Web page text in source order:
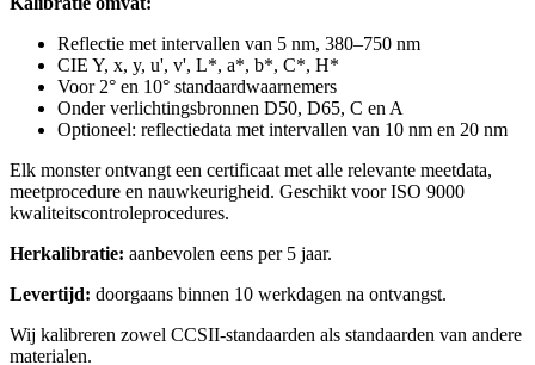
Reflectie met intervallen van 5 nm, 380–750 nm
CIE Y, x, y, u', v', L*, a*, b*, C*, H*
Voor 2° en 10° standaardwaarnemers
Onder verlichtingsbronnen D50, D65, C en A
Optioneel: reflectiedata met intervallen van 10 nm en 20 nm
Elk monster ontvangt een certificaat met alle relevante meetdata,
meetprocedure en nauwkeurigheid. Geschikt voor ISO 9000
kwaliteitscontroleprocedures.
Herkalibratie: aanbevolen eens per 5 jaar.
Levertijd: doorgaans binnen 10 werkdagen na ontvangst.
Wij kalibreren zowel CCSII-standaarden als standaarden van andere
materialen.